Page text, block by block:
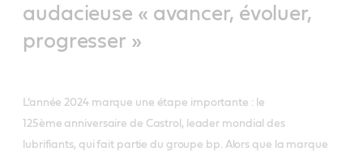
audacieuse « avancer, évoluer,
progresser »
L’année 2024 marque une étape importante : le
125ème anniversaire de Castrol, leader mondial des
lubrifiants, qui fait partie du groupe bp. Alors que la marque